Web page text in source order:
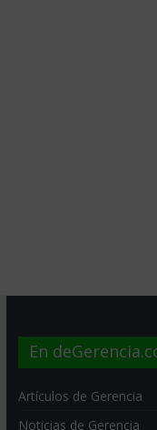
En
Artículos de Gerencia
Noticias de Gerencia